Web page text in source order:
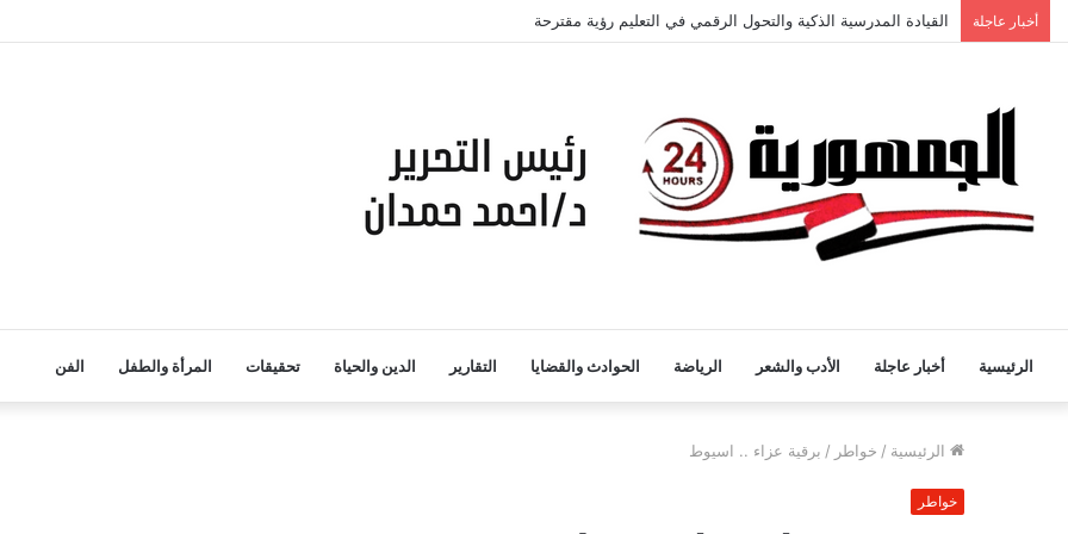
أخبار عاجلة القيادة المدرسية الذكية والتحول الرقمي في التعليم رؤية مقترحة
الرئيسية أخبار عاجلة الأدب والشعر الرياضة الحوادث والقضايا التقارير الدين والحياة تحقيقات المرأة والطفل الفن
الرئيسية / خواطر / برقية عزاء .. اسيوط
خواطر